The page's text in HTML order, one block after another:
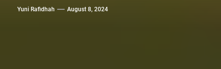
Yuni Rafidhah August 8, 2024